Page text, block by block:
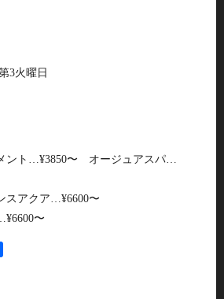
3火曜日
ント…¥3850〜 オージュアスパ…
スアクア…¥6600〜
〜